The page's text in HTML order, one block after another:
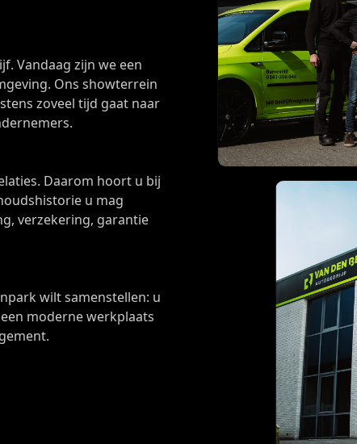
Vandaag zijn we een
Ons showterrein
zoveel tijd gaat naar
Daarom hoort u bij
u mag
verzekering, garantie
wilt samenstellen: u
moderne werkplaats